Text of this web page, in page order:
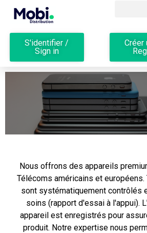
S'identifier /
Sign in
Créer
Nous offrons des appareils
Télécoms américains et
sont systématiquement contrôlés
soins (rapport d'essai à l'appui).
appareil est enregistrés pour
produit. Notre expertise nous